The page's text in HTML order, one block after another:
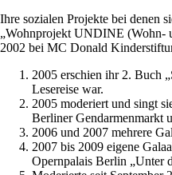
Ihre sozialen Projekte bei denen
„Wohnprojekt UNDINE (Wohn-
2002 bei MC Donald
2005 erschien ihr 2. Buch
Lesereise war.
2005 moderiert und singt
Berliner Gendarmenmarkt
2006 und 2007 mehrere
2007 bis 2009 eigene
Opernpalais Berlin „Unter